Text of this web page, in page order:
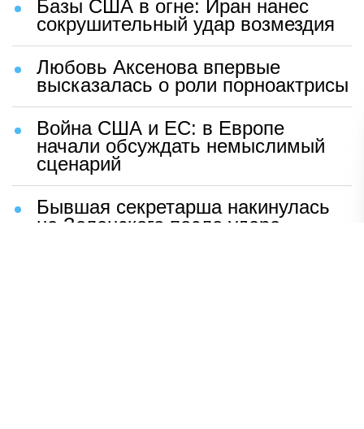
Базы США в огне: Иран нанес
сокрушительный удар возмездия
Любовь Аксенова впервые
высказалась о роли порноактрисы
Война США и ЕС: в Европе
начали обсуждать немыслимый
сценарий
Бывшая секретарша накинулась
на Зеленского после удара